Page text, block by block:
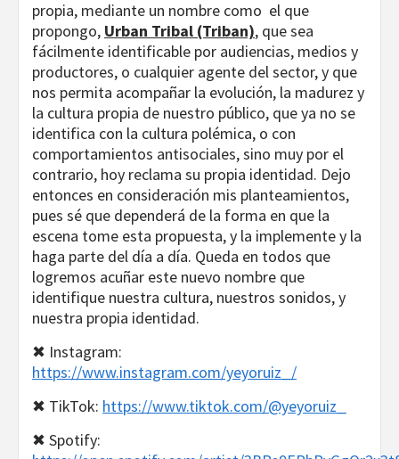
propia, mediante un nombre como el que
propongo, Urban Tribal (Triban), que sea
fácilmente identificable por audiencias, medios y
productores, o cualquier agente del sector, y que
nos permita acompañar la evolución, la madurez y
la cultura propia de nuestro público, que ya no se
identifica con la cultura polémica, o con
comportamientos antisociales, sino muy por el
contrario, hoy reclama su propia identidad. Dejo
entonces en consideración mis planteamientos,
pues sé que dependerá de la forma en que la
escena tome esta propuesta, y la implemente y la
haga parte del día a día. Queda en todos que
logremos acuñar este nuevo nombre que
identifique nuestra cultura, nuestros sonidos, y
nuestra propia identidad.
✖ Instagram:
https://www.instagram.com/yeyoruiz_/
✖ TikTok: https://www.tiktok.com/@yeyoruiz_
✖ Spotify: